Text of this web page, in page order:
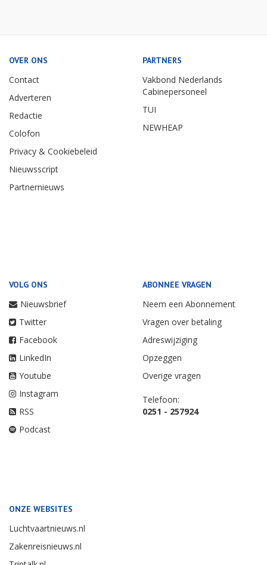
OVER ONS
Contact
Adverteren
Redactie
Colofon
Privacy & Cookiebeleid
Nieuwsscript
Partnernieuws
PARTNERS
Vakbond Nederlands
Cabinepersoneel
TUI
NEWHEAP
VOLG ONS
Nieuwsbrief
Twitter
Facebook
LinkedIn
Youtube
Instagram
RSS
Podcast
ABONNEE VRAGEN
Neem een Abonnement
Vragen over betaling
Adreswijziging
Opzeggen
Overige vragen
Telefoon:
0251 - 257924
ONZE WEBSITES
Luchtvaartnieuws.nl
Zakenreisnieuws.nl